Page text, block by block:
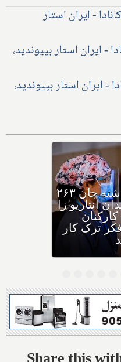
- ایران استار
- ایران استار بپیوندید،
- ایران استار بپیوندید،
تنهایی
در کانادا؛ ۳۴% جوانان و ۴۱%
تنهایی